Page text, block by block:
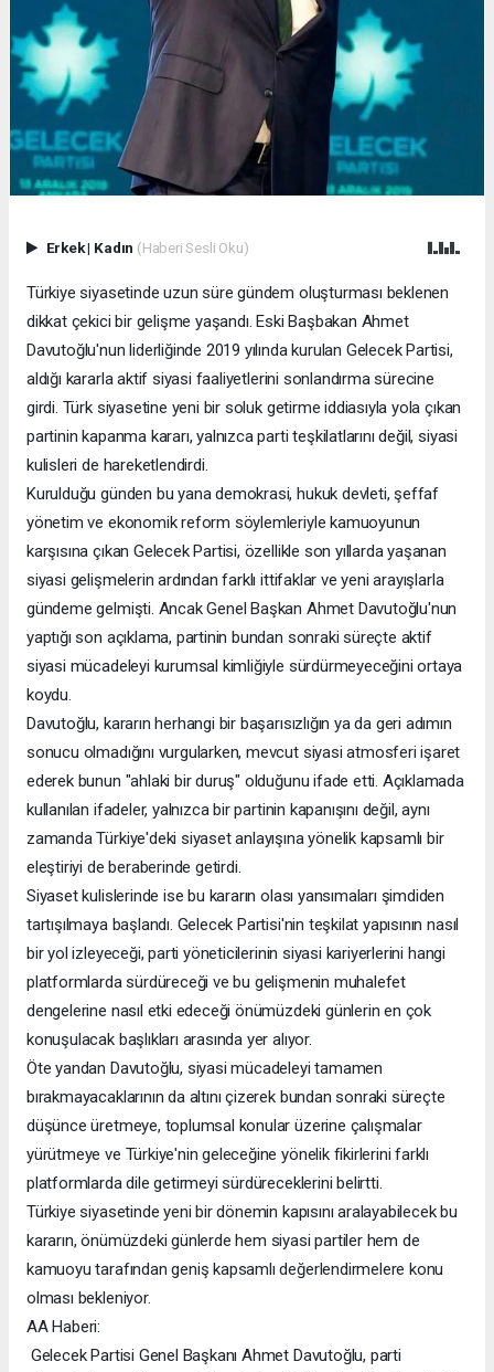
Erkek| Kadın (Haberi Sesli Oku)
Türkiye siyasetinde uzun süre gündem oluşturması beklenen
dikkat çekici bir gelişme yaşandı. Eski Başbakan Ahmet
Davutoğlu'nun liderliğinde 2019 yılında kurulan Gelecek Partisi,
aldığı kararla aktif siyasi faaliyetlerini sonlandırma sürecine
girdi. Türk siyasetine yeni bir soluk getirme iddiasıyla yola çıkan
partinin kapanma kararı, yalnızca parti teşkilatlarını değil, siyasi
kulisleri de hareketlendirdi.
Kurulduğu günden bu yana demokrasi, hukuk devleti, şeffaf
yönetim ve ekonomik reform söylemleriyle kamuoyunun
karşısına çıkan Gelecek Partisi, özellikle son yıllarda yaşanan
siyasi gelişmelerin ardından farklı ittifaklar ve yeni arayışlarla
gündeme gelmişti. Ancak Genel Başkan Ahmet Davutoğlu'nun
yaptığı son açıklama, partinin bundan sonraki süreçte aktif
siyasi mücadeleyi kurumsal kimliğiyle sürdürmeyeceğini ortaya
koydu.
Davutoğlu, kararın herhangi bir başarısızlığın ya da geri adımın
sonucu olmadığını vurgularken, mevcut siyasi atmosferi işaret
ederek bunun "ahlaki bir duruş" olduğunu ifade etti. Açıklamada
kullanılan ifadeler, yalnızca bir partinin kapanışını değil, aynı
zamanda Türkiye'deki siyaset anlayışına yönelik kapsamlı bir
eleştiriyi de beraberinde getirdi.
Siyaset kulislerinde ise bu kararın olası yansımaları şimdiden
tartışılmaya başlandı. Gelecek Partisi'nin teşkilat yapısının nasıl
bir yol izleyeceği, parti yöneticilerinin siyasi kariyerlerini hangi
platformlarda sürdüreceği ve bu gelişmenin muhalefet
dengelerine nasıl etki edeceği önümüzdeki günlerin en çok
konuşulacak başlıkları arasında yer alıyor.
Öte yandan Davutoğlu, siyasi mücadeleyi tamamen
bırakmayacaklarının da altını çizerek bundan sonraki süreçte
düşünce üretmeye, toplumsal konular üzerine çalışmalar
yürütmeye ve Türkiye'nin geleceğine yönelik fikirlerini farklı
platformlarda dile getirmeyi sürdüreceklerini belirtti.
Türkiye siyasetinde yeni bir dönemin kapısını aralayabilecek bu
kararın, önümüzdeki günlerde hem siyasi partiler hem de
kamuoyu tarafından geniş kapsamlı değerlendirmelere konu
olması bekleniyor.
AA Haberi:
Gelecek Partisi Genel Başkanı Ahmet Davutoğlu, parti